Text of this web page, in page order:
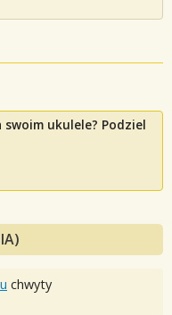
swoim ukulele? Podziel
chwyty